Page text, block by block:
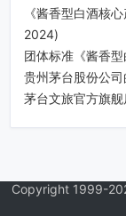
《酱香型白酒核
2024)
团体标准《酱香
贵州茅台股份公司
茅台文旅官方旗舰
Copyright 1999-